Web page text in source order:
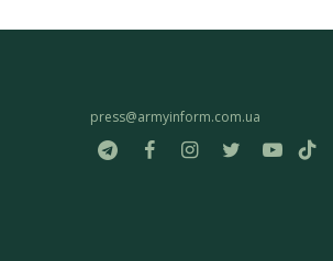
press@armyinform.com.ua